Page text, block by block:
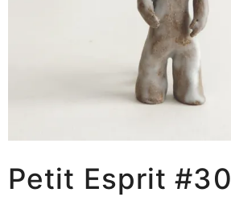
Petit Esprit #30